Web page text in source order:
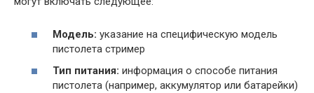
Модель: указание на специфическую модель
пистолета стример
Тип питания: информация о способе питания
пистолета (например, аккумулятор или батарейки)